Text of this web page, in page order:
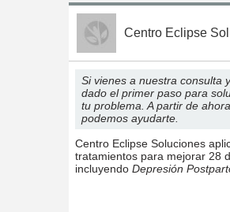
Centro Eclipse
Si vienes a nuestra consulta
dado el primer paso para
tu problema. A partir de ahora
podemos ayudarte.
Centro Eclipse Soluciones
tratamientos para mejorar 28
incluyendo Depresión